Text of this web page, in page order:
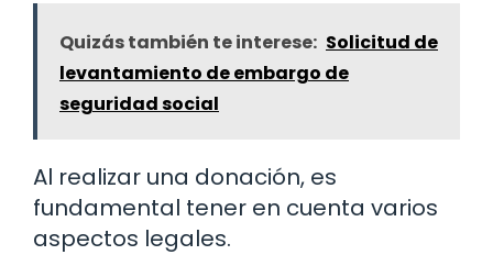
Quizás también te interese: Solicitud de
levantamiento de embargo de
seguridad social
Al realizar una donación, es
fundamental tener en cuenta varios
aspectos legales.